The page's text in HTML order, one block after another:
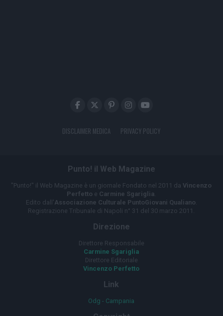
DISCLAIMER MEDICA PRIVACY POLICY
Punto! il Web Magazine
"Punto!" il Web Magazine è un giornale Fondato nel 2011 da Vincenzo
Perfetto e Carmine Sgariglia.
Edito dall'Associazione Culturale PuntoGiovani Qualiano.
Registrazione Tribunale di Napoli n° 31 del 30 marzo 2011.
Direzione
Direttore Responsabile
Carmine Sgariglia
Direttore Editoriale
Vincenzo Perfetto
Link
Odg - Campania